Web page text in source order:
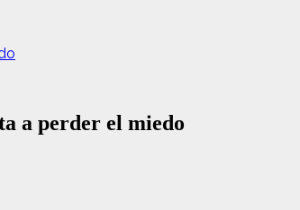
a perder el miedo